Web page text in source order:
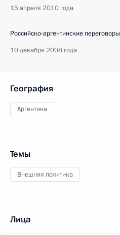
15 апреля 2010 года
Российско-аргентинские переговоры
10 декабря 2008 года
География
Аргентина
Темы
Внешняя политика
Лица